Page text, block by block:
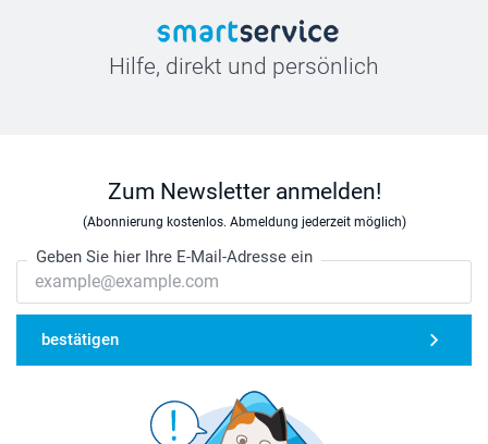
Hilfe, direkt und persönlich
Zum Newsletter anmelden!
(Abonnierung kostenlos. Abmeldung jederzeit möglich)
Geben Sie hier Ihre E-Mail-Adresse ein
bestätigen